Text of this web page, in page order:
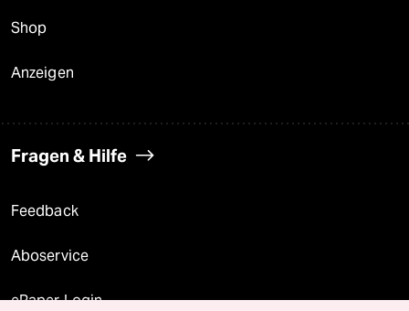
Shop
Anzeigen
Fragen & Hilfe
Feedback
Aboservice
ePaper Login